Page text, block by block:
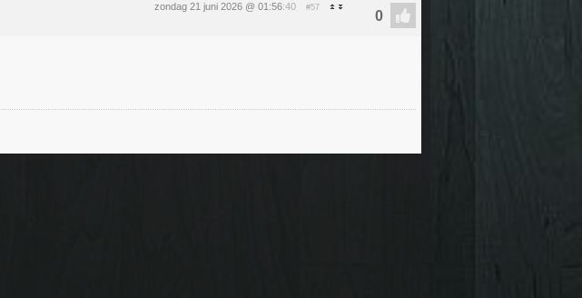
zondag 21 juni 2026 @ 01:56:40 #57